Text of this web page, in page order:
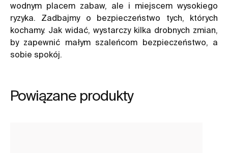
wodnym placem zabaw, ale i miejscem wysokiego
ryzyka. Zadbajmy o bezpieczeństwo tych, których
kochamy. Jak widać, wystarczy kilka drobnych zmian,
by zapewnić małym szaleńcom bezpieczeństwo, a
sobie spokój.
Powiązane produkty